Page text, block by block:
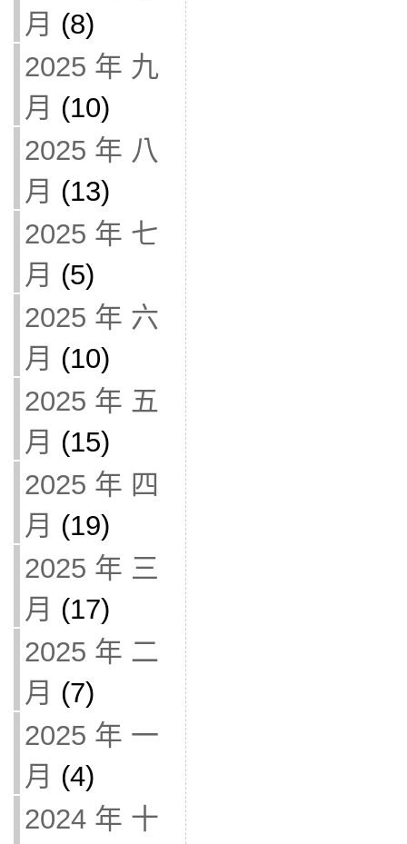
月 (8)
2025 年 九
月 (10)
2025 年 八
月 (13)
2025 年 七
月 (5)
2025 年 六
月 (10)
2025 年 五
月 (15)
2025 年 四
月 (19)
2025 年 三
月 (17)
2025 年 二
月 (7)
2025 年 一
月 (4)
2024 年 十